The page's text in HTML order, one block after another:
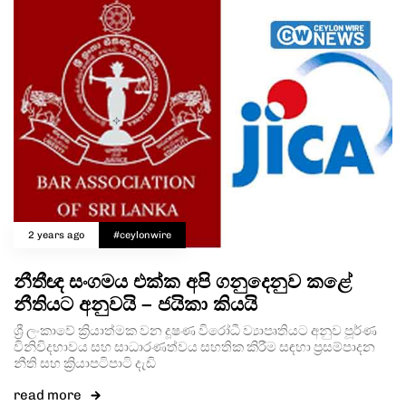
2 years ago #ceylonwire
නීතීඥ සංගමය එක්ක අපි ගනුදෙනුව කළේ
නීතියට අනුවයි – ජයිකා කියයි
ශ්‍රී ලංකාවේ ක්‍රියාත්මක වන දූෂණ විරෝධී ව්‍යාපෘතියට අනුව පූර්ණ
විනිවිදභාවය සහ සාධාරණත්වය සහතික කිරීම සඳහා ප්‍රසම්පාදන
නීති සහ ක්‍රියාපටිපාටි දැඩි
read more